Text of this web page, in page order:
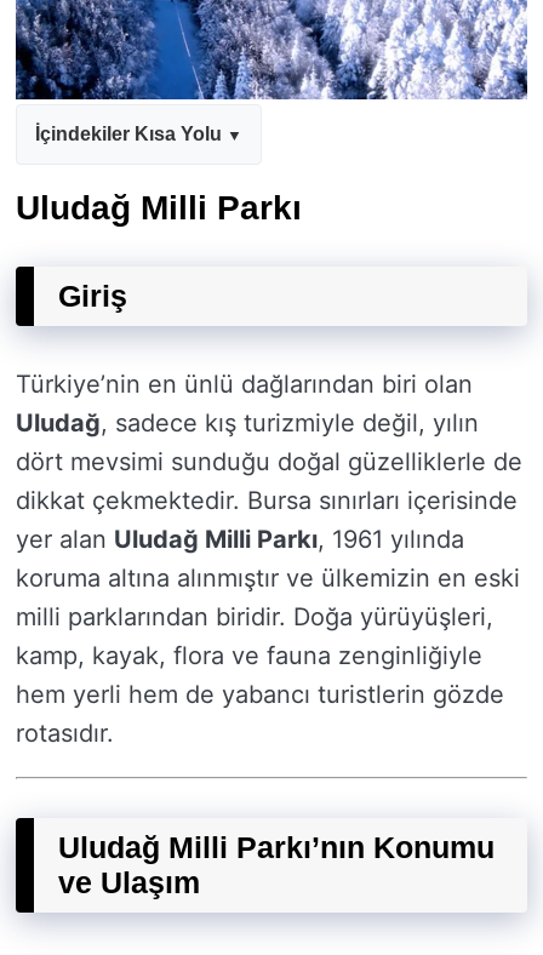
İçindekiler Kısa Yolu
Uludağ Milli Parkı
Giriş
Türkiye’nin en ünlü dağlarından biri olan
Uludağ, sadece kış turizmiyle değil, yılın
dört mevsimi sunduğu doğal güzelliklerle de
dikkat çekmektedir. Bursa sınırları içerisinde
yer alan Uludağ Milli Parkı, 1961 yılında
koruma altına alınmıştır ve ülkemizin en eski
milli parklarından biridir. Doğa yürüyüşleri,
kamp, kayak, flora ve fauna zenginliğiyle
hem yerli hem de yabancı turistlerin gözde
rotasıdır.
Uludağ Milli Parkı’nın Konumu
ve Ulaşım